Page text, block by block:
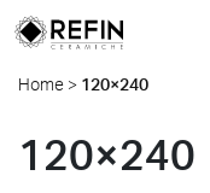
Home > 120×240
120×240